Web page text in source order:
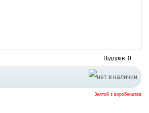
Відгуків: 0
Знятий з виробництва